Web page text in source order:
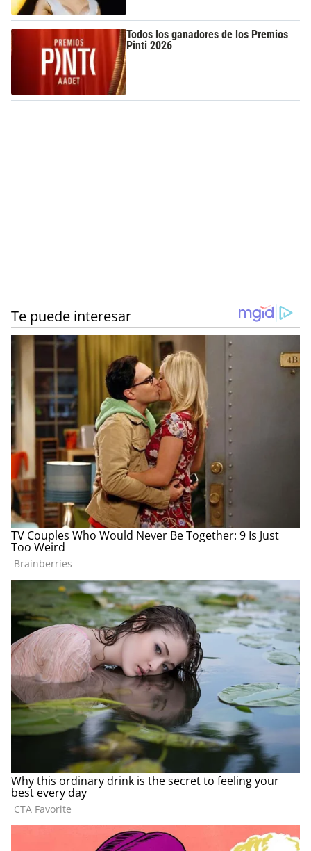
Todos los ganadores de los Premios
Pinti 2026